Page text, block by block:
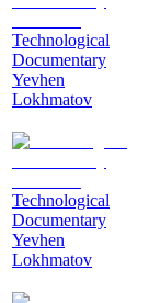
Technological
Documentary
Yevhen
Lokhmatov
Technological
Documentary
Yevhen
Lokhmatov